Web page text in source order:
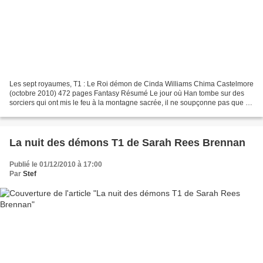
Les sept royaumes, T1 : Le Roi démon de Cinda Williams Chima Castelmore
(octobre 2010) 472 pages Fantasy Résumé Le jour où Han tombe sur des
sorciers qui ont mis le feu à la montagne sacrée, il ne soupçonne pas que l
La nuit des démons T1 de Sarah Rees Brennan
Publié le 01/12/2010 à 17:00
Par Stef